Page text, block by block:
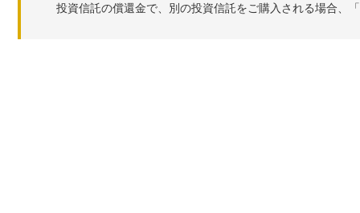
投資信託の償還金で、別の投資信託をご購入される場合、